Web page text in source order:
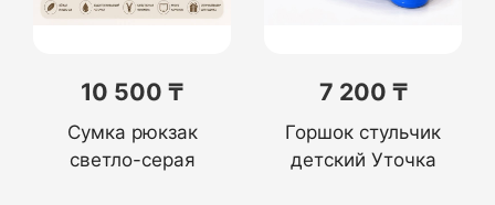
10 500 ₸
Сумка рюкзак
светло-серая
7 200 ₸
Горшок стульчик
детский Уточка